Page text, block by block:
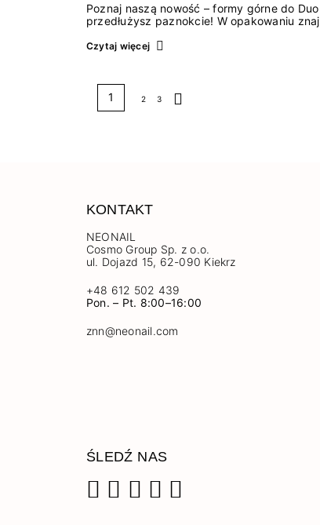
Poznaj naszą nowość – formy górne do
przedłużysz paznokcie! W opakowaniu
przyspieszyć pracę nad stylizacją. W
Czytaj więcej
1 2 3
KONTAKT
NEONAIL
Cosmo Group Sp. z o.o.
ul. Dojazd 15, 62-090 Kiekrz
+48 612 502 439
Pon. – Pt. 8:00–16:00
znn@neonail.com
ŚLEDŹ NAS